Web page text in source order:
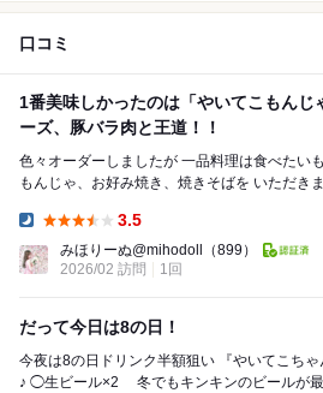
口コミ
1番美味しかったのは「やいてこもんじ
ーズ、豚バラ肉と王道！！
色々オーダーしましたが 一品料理は食べたいものがなくて食べておらず
もんじゃ、お好み焼き、焼きそばを いただきました。 お好み焼きと焼き
3.5
みほりーぬ@mihodoll
（899）
2026/02 訪問
1回
だって今日は8の日！
今夜は8の日ドリンク半額狙い 『やいてこちゃん』でお好み焼き飲みです
♪ ◯生ビール×2 冬でもキンキンのビールが最高 しかも半額♪ ●豚ホル